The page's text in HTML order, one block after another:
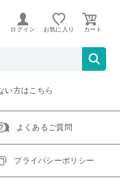
ログイン お気に入り
またはただいま取り扱い
い方はこちら
よくあるご質問
プライバシーポリシー